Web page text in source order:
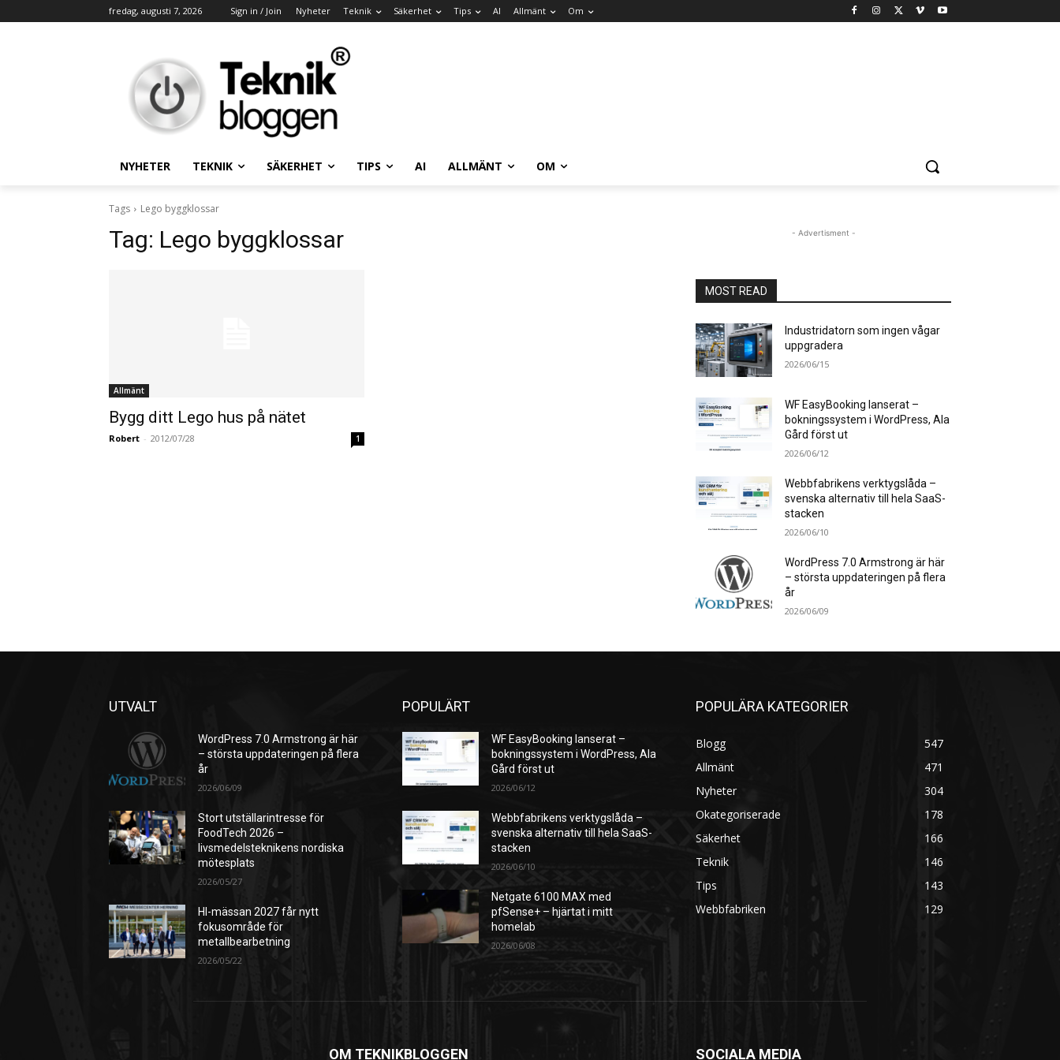
fredag, augusti 7, 2026 Sign in / Join Nyheter Teknik Säkerhet Tips AI Allmänt Om
NYHETER TEKNIK SÄKERHET TIPS AI ALLMÄNT OM
Tags Lego byggklossar
Tag: Lego byggklossar
Allmänt
Bygg ditt Lego hus på nätet
Robert - 2012/07/28 1
- Advertisment -
MOST READ
Industridatorn som ingen vågar
uppgradera
2026/06/15
WF EasyBooking lanserat –
bokningssystem i WordPress, Ala
Gård först ut
2026/06/12
Webbfabrikens verktygslåda –
svenska alternativ till hela SaaS-
stacken
2026/06/10
WordPress 7.0 Armstrong är här
– största uppdateringen på flera
år
2026/06/09
UTVALT
WordPress 7.0 Armstrong är här
– största uppdateringen på flera
år
2026/06/09
Stort utställarintresse för
FoodTech 2026 –
livsmedelsteknikens nordiska
mötesplats
2026/05/27
HI-mässan 2027 får nytt
fokusområde för
metallbearbetning
2026/05/22
POPULÄRT
WF EasyBooking lanserat –
bokningssystem i WordPress, Ala
Gård först ut
2026/06/12
Webbfabrikens verktygslåda –
svenska alternativ till hela SaaS-
stacken
2026/06/10
Netgate 6100 MAX med
pfSense+ – hjärtat i mitt
homelab
2026/06/08
POPULÄRA KATEGORIER
Blogg
547
Allmänt
471
Nyheter
304
Okategoriserade
178
Säkerhet
166
Teknik
146
Tips
143
Webbfabriken
129
OM TEKNIKBLOGGEN SOCIALA MEDIA